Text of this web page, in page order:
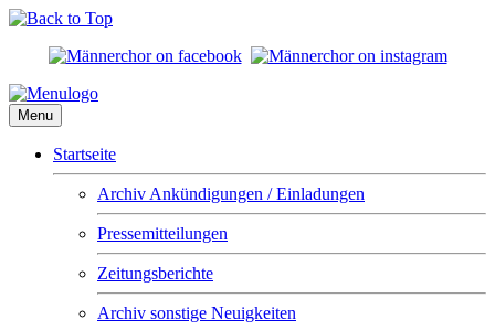
Menu
Startseite
Archiv Ankündigungen / Einladungen
Pressemitteilungen
Zeitungsberichte
Archiv sonstige Neuigkeiten